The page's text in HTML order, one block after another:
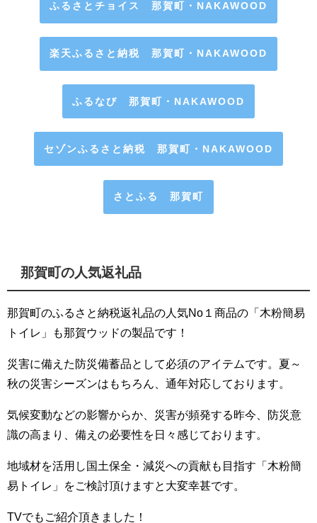
ふるさとチョイス 那賀町・NAKAWOOD
楽天ふるさと納税 那賀町・NAKAWOOD
ふるなび 那賀町・NAKAWOOD
セゾンふるさと納税 那賀町・NAKAWOOD
さとふる 那賀町
那賀町の人気返礼品
那賀町のふるさと納税返礼品の人気No１商品の「木粉簡易
トイレ」も那賀ウッドの製品です！
災害に備えた防災備蓄品として必須のアイテムです。夏～
秋の災害シーズンはもちろん、通年対応しております。
気候変動などの影響からか、災害が頻発する昨今、防災意
識の高まり、備えの必要性を日々感じております。
地域材を活用し国土保全・減災への貢献も目指す「木粉簡
易トイレ」をご検討頂けますと大変幸甚です。
TVでもご紹介頂きました！